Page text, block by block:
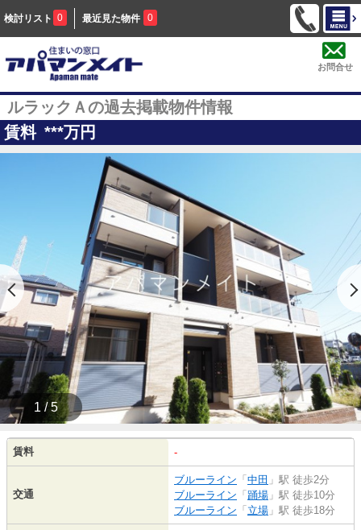
検討リスト 0 最近見た物件 0
お問合せ
ルラックＡの過去掲載物件情報
賃料 ***万円
1 / 5
賃料 -
交通
ブルーライン 「 中田 」駅 徒歩2分
ブルーライン 「 踊場 」駅 徒歩10分
ブルーライン 「 立場 」駅 徒歩18分